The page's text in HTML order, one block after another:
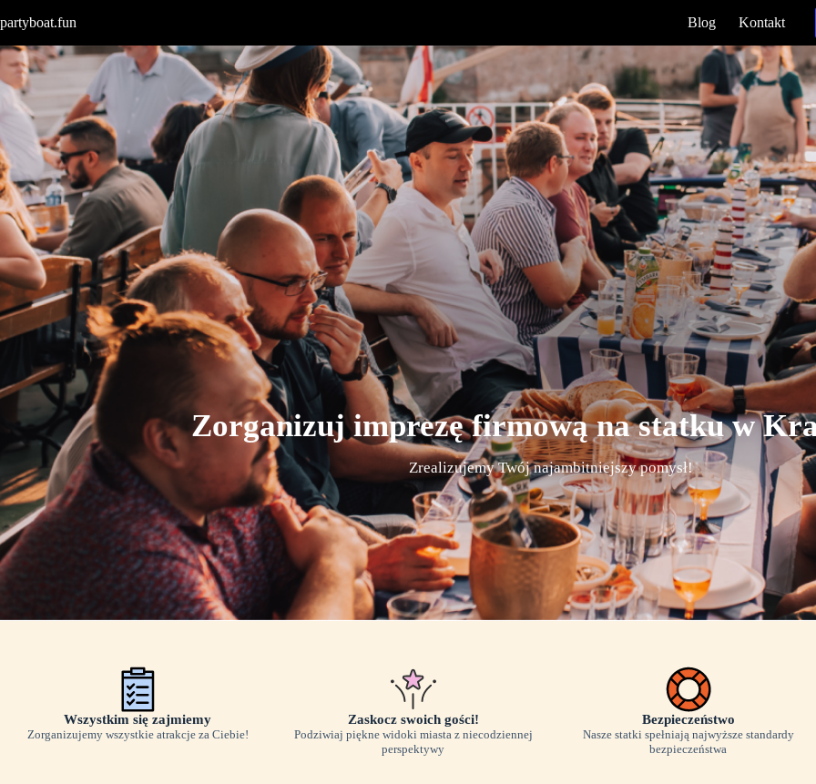
partyboat.fun Blog Kontakt
Zorganizuj imprezę firmową na statku w
Zrealizujemy Twój najambitniejszy pomysł!
Wszystkim się zajmiemy
Zorganizujemy wszystkie atrakcje za Ciebie!
Zaskocz swoich gości!
Podziwiaj piękne widoki miasta z niecodziennej
perspektywy
Bezpieczeństwo
Nasze statki spełniają najwyższe standardy
bezpieczeństwa